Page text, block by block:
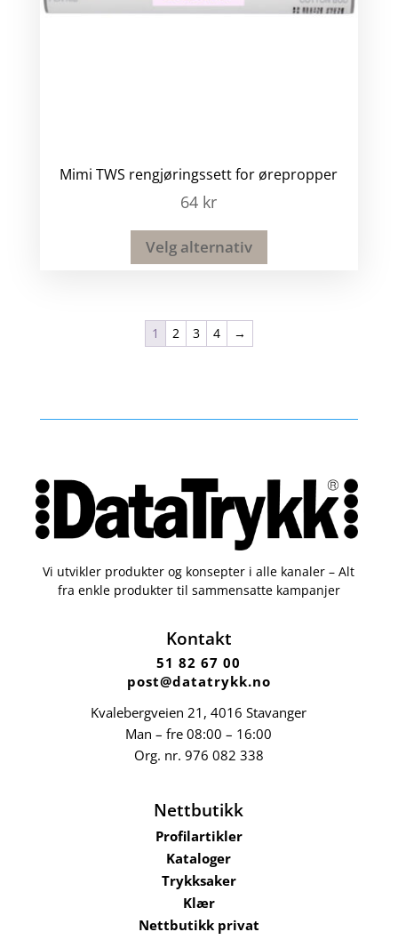
Mimi TWS rengjøringssett for ørepropper
64 kr
Velg alternativ
1 2 3 4 →
Vi utvikler produkter og konsepter i alle kanaler – Alt
fra enkle produkter til sammensatte kampanjer
Kontakt
51 82 67 00
post@datatrykk.no
Kvalebergveien 21 , 4016 Stavanger
Man – fre 08:00 – 16:00
Org. nr. 976 082 338
Nettbutikk
Profilartikler
Kataloger
Trykksaker
Klær
Nettbutikk privat